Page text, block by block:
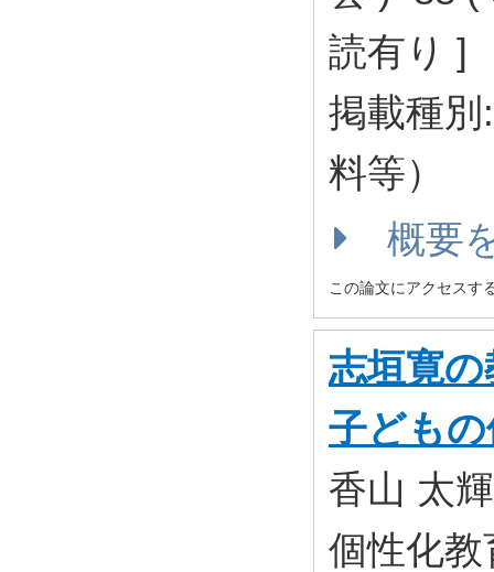
読有り ]
掲載種
料等）
概要
この論文にアクセスす
志垣寛
子ども
香山 太輝
個性化教